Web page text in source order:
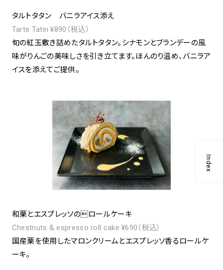
Index
タルトタタン バニラアイス添え
Tarte Tatin ¥890（税込）
旬の紅玉敷き詰めたタルトタタン。シナモンとブランデーの風
味がりんごの美味しさを引き立てます。ほんのり温め、バニラア
イスを添えてご提供。
和栗とエスプレッソのロールケーキ
Chestnuts & espresso roll cake ¥690（税込）
国産栗を使用したマロンクリームとエスプレッソ香るロールケ
ーキ。